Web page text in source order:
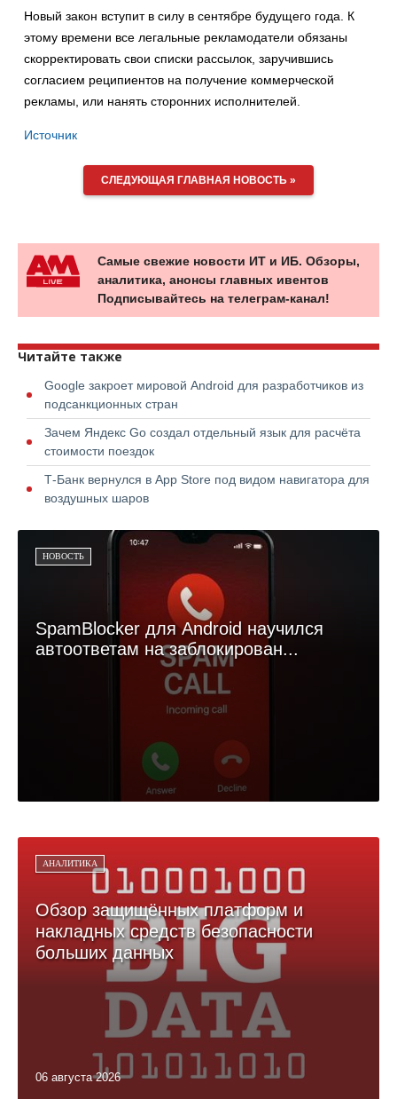
Новый закон вступит в силу в сентябре будущего года. К
этому времени все легальные рекламодатели обязаны
скорректировать свои списки рассылок, заручившись
согласием реципиентов на получение коммерческой
рекламы, или нанять сторонних исполнителей.
Источник
СЛЕДУЮЩАЯ ГЛАВНАЯ НОВОСТЬ »
Самые свежие новости ИТ и ИБ. Обзоры,
аналитика, анонсы главных ивентов
Подписывайтесь на телеграм-канал!
Читайте также
Google закроет мировой Android для разработчиков из
подсанкционных стран
Зачем Яндекс Go создал отдельный язык для расчёта
стоимости поездок
Т-Банк вернулся в App Store под видом навигатора для
воздушных шаров
НОВОСТЬ
SpamBlocker для Android научился
автоответам на заблокирован...
АНАЛИТИКА
Обзор защищённых платформ и
накладных средств безопасности
больших данных
06 августа 2026